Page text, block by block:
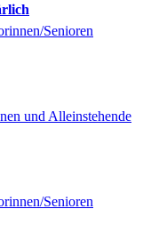
Senioren
und Alleinstehende
Senioren